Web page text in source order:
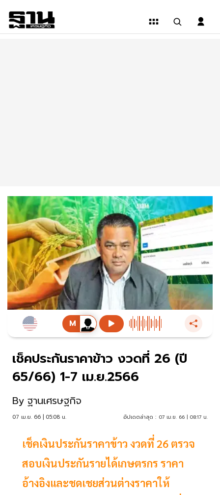
เช็คประกันราคาข้าว งวดที่ 26 (ปี
65/66) 1-7 เม.ย.2566
By ฐานเศรษฐกิจ
07 เม.ย. 66 | 05:08 น. อัปเดตล่าสุด : 07 เม.ย. 66 | 08:17 น.
เช็คเงินประกันราคาข้าว งวดที่ 26 ตรวจ
สอบเงินประกันรายได้เกษตรกร ราคา
อ้างอิงและชดเชยส่วนต่างราคาให้